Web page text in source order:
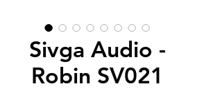
Sivga Audio -
Robin SV021